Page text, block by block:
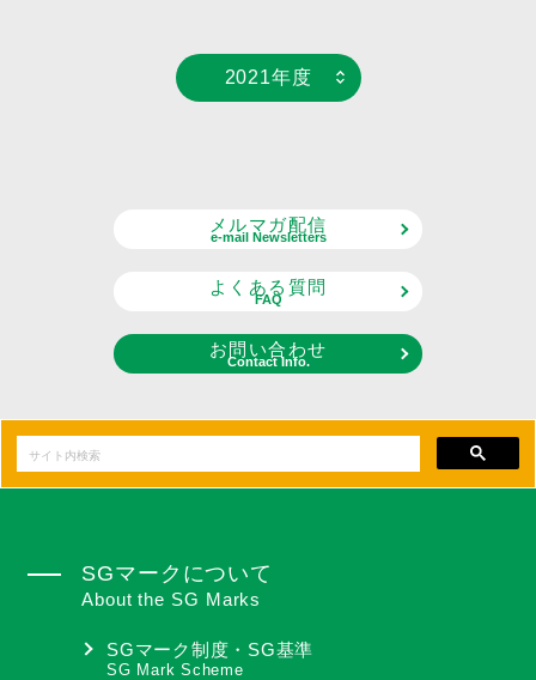
2021年度
メルマガ配信
e-mail Newsletters
よくある質問
FAQ
お問い合わせ
Contact Info.
SGマークについて
About the SG Marks
SGマーク制度・SG基準
SG Mark Scheme